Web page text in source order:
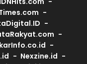
Nexzine.id